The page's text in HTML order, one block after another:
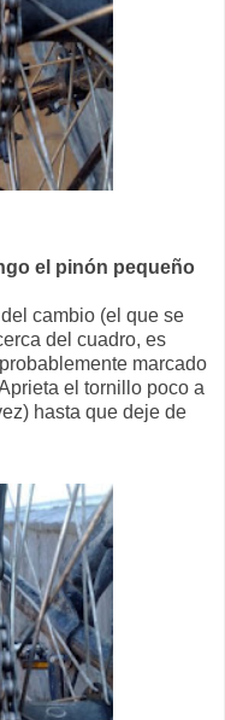
el pinón pequeño
cambio (el que se
del cuadro, es
marcado
el tornillo poco a
hasta que deje de